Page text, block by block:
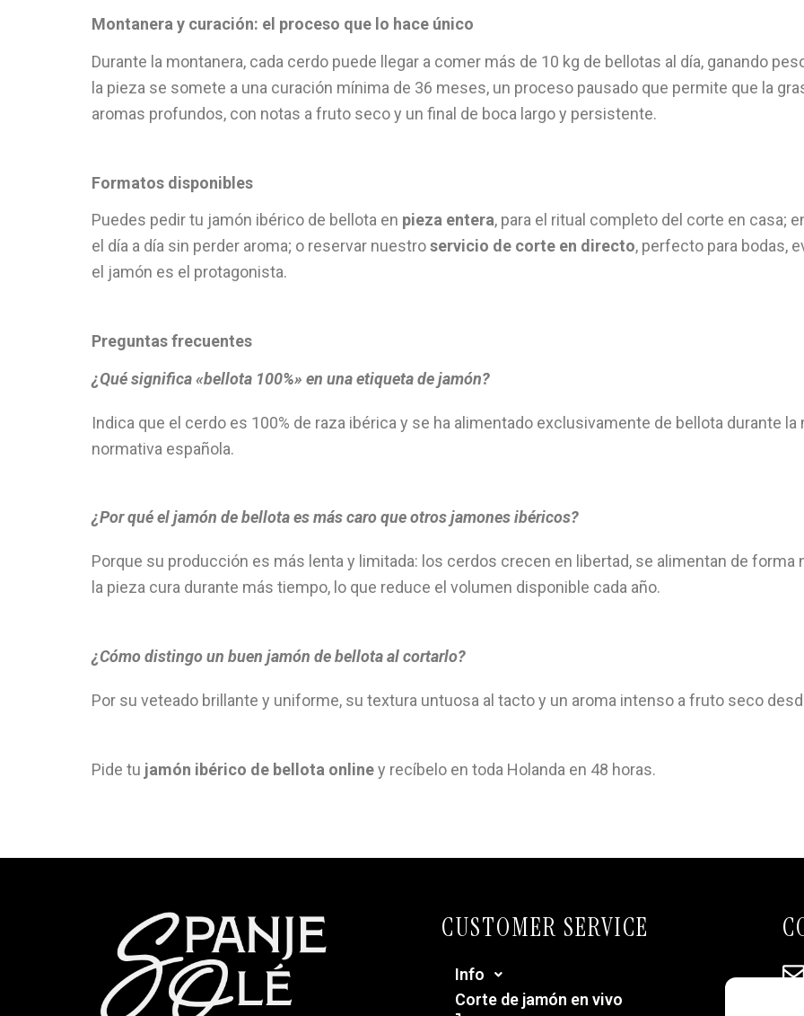
Montanera y curación: el proceso que lo hace único
Durante la montanera, cada cerdo puede llegar a comer más de 10 kg de bellotas al día, ganando
la pieza se somete a una curación mínima de 36 meses, un proceso pausado que permite que la
aromas profundos, con notas a fruto seco y un final de boca largo y persistente.
Formatos disponibles
Puedes pedir tu jamón ibérico de bellota en pieza entera, para el ritual completo del corte en casa;
el día a día sin perder aroma; o reservar nuestroservicio de corte en directo, perfecto para bodas,
el jamón es el protagonista.
Preguntas frecuentes
¿Qué significa «bellota 100%» en una etiqueta de jamón?
Indica que el cerdo es 100% de raza ibérica y se ha alimentado exclusivamente de bellota durante
normativa española.
¿Por qué el jamón de bellota es más caro que otros jamones ibéricos?
Porque su producción es más lenta y limitada: los cerdos crecen en libertad, se alimentan de
la pieza cura durante más tiempo, lo que reduce el volumen disponible cada año.
¿Cómo distingo un buen jamón de bellota al cortarlo?
Por su veteado brillante y uniforme, su textura untuosa al tacto y un aroma intenso a fruto seco
Pide tu jamón ibérico de bellota onliney recíbelo en toda Holanda en 48 horas.
CUSTOMER SERVICE
Info
Corte de jamón en vivo